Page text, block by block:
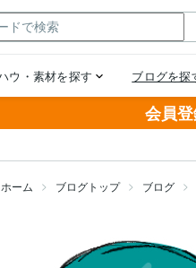
会員
ホーム ブログトップ ブログ